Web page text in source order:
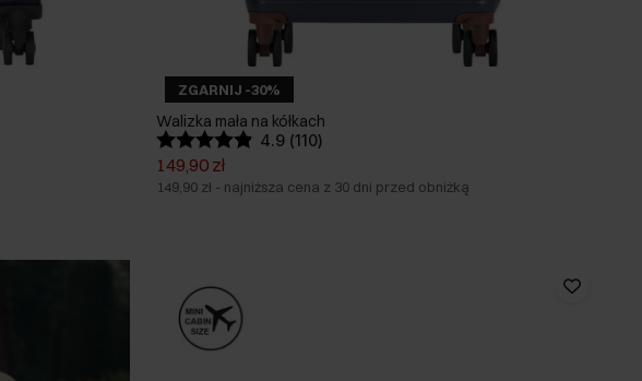
ZGARNIJ -30%
Walizka mała na kółkach
4.9 (110)
149,90 zł
149,90 zł - najniższa cena z 30 dni przed obniżką